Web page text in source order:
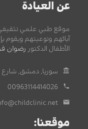
عن العيادة
موقع طبي علمي تثقيفي
آبائهم وتوعيتهم ويقوم
الأطفال الدكتور رضوان
سوريا, دمشق, شارع
00963114414026
موقعنا: